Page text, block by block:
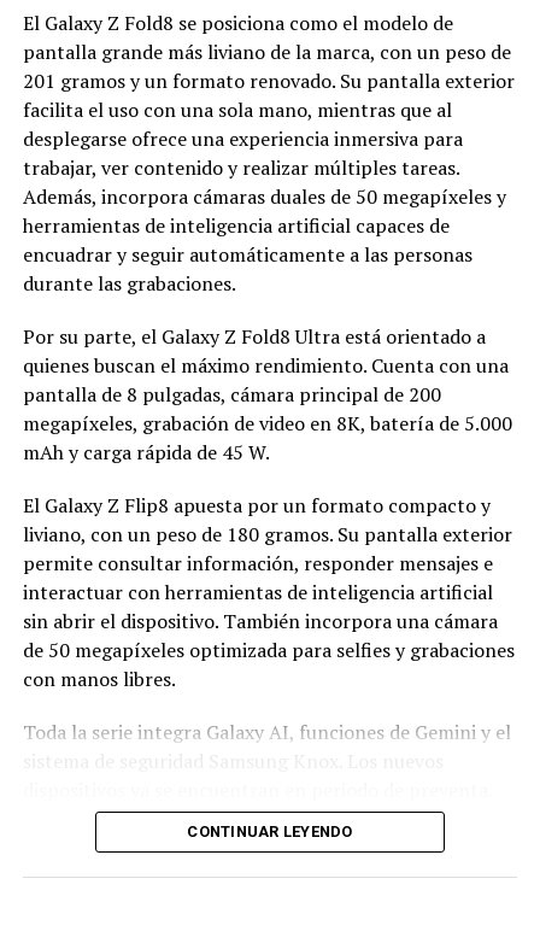
El Galaxy Z Fold8 se posiciona como el modelo de
pantalla grande más liviano de la marca, con un peso de
201 gramos y un formato renovado. Su pantalla exterior
facilita el uso con una sola mano, mientras que al
desplegarse ofrece una experiencia inmersiva para
trabajar, ver contenido y realizar múltiples tareas.
Además, incorpora cámaras duales de 50 megapíxeles y
herramientas de inteligencia artificial capaces de
encuadrar y seguir automáticamente a las personas
durante las grabaciones.
Por su parte, el Galaxy Z Fold8 Ultra está orientado a
quienes buscan el máximo rendimiento. Cuenta con una
pantalla de 8 pulgadas, cámara principal de 200
megapíxeles, grabación de video en 8K, batería de 5.000
mAh y carga rápida de 45 W.
El Galaxy Z Flip8 apuesta por un formato compacto y
liviano, con un peso de 180 gramos. Su pantalla exterior
permite consultar información, responder mensajes e
interactuar con herramientas de inteligencia artificial
sin abrir el dispositivo. También incorpora una cámara
de 50 megapíxeles optimizada para selfies y grabaciones
con manos libres.
Toda la serie integra Galaxy AI, funciones de Gemini y el
CONTINUAR LEYENDO